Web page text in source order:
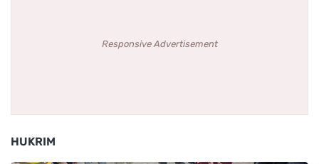
Responsive Advertisement
HUKRIM